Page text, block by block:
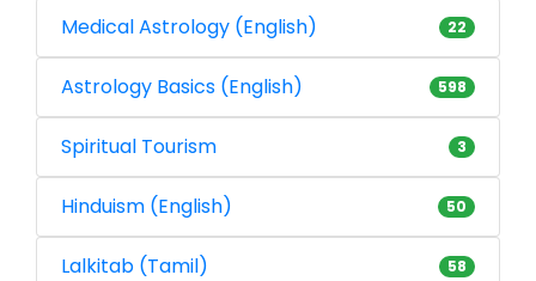
Medical Astrology (English) 22
Astrology Basics (English) 598
Spiritual Tourism 3
Hinduism (English) 50
Lalkitab (Tamil) 58